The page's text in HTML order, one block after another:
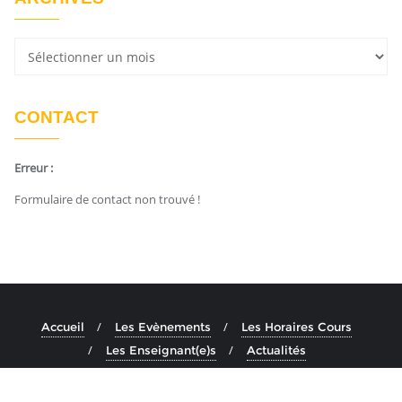
CONTACT
Erreur :
Formulaire de contact non trouvé !
Accueil Les Evènements
Les Horaires Cours
Les Enseignant(e)s
Actualités